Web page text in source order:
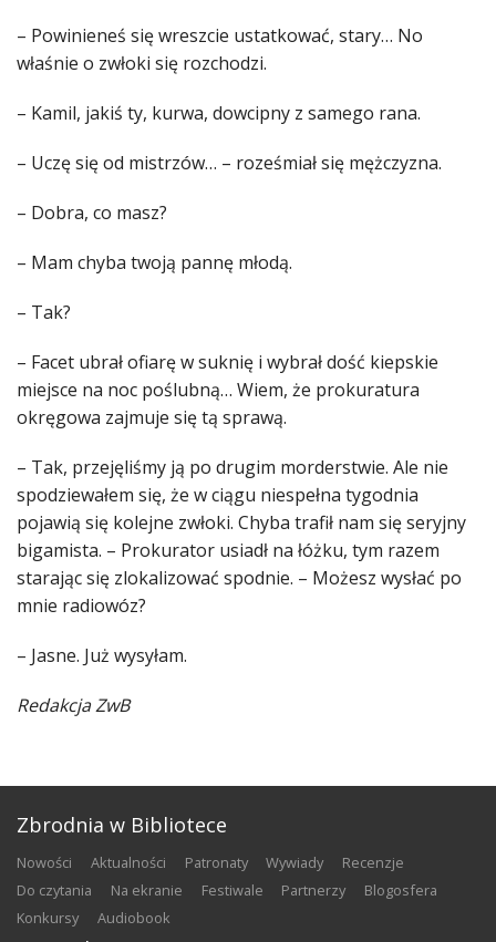
– Powinieneś się wreszcie ustatkować, stary… No
właśnie o zwłoki się rozchodzi.
– Kamil, jakiś ty, kurwa, dowcipny z samego rana.
– Uczę się od mistrzów… – roześmiał się mężczyzna.
– Dobra, co masz?
– Mam chyba twoją pannę młodą.
– Tak?
– Facet ubrał ofiarę w suknię i wybrał dość kiepskie
miejsce na noc poślubną… Wiem, że prokuratura
okręgowa zajmuje się tą sprawą.
– Tak, przejęliśmy ją po drugim morderstwie. Ale nie
spodziewałem się, że w ciągu niespełna tygodnia
pojawią się kolejne zwłoki. Chyba trafił nam się seryjny
bigamista. – Prokurator usiadł na łóżku, tym razem
starając się zlokalizować spodnie. – Możesz wysłać po
mnie radiowóz?
– Jasne. Już wysyłam.
Redakcja ZwB
Zbrodnia w Bibliotece
nowości aktualności patronaty wywiady
recenzje
do czytania
na ekranie festiwale partnerzy
blogosfera
konkursy
audiobook